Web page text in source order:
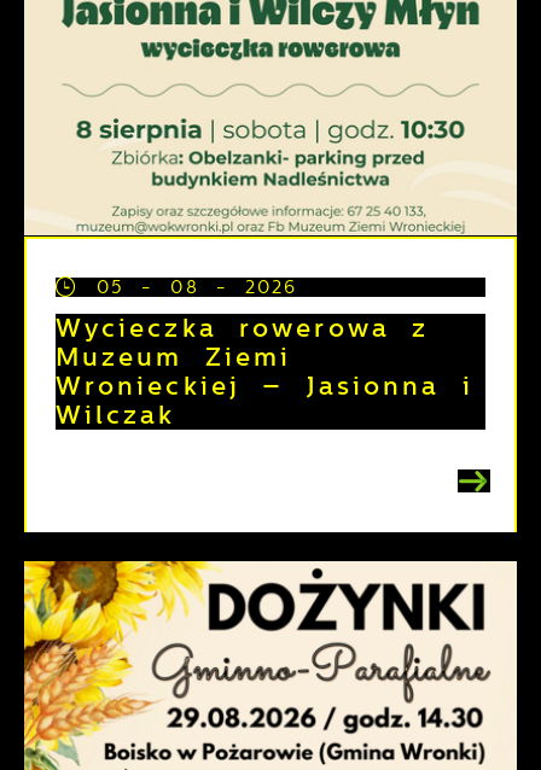
05 - 08 - 2026
Wycieczka rowerowa z
Muzeum Ziemi
Wronieckiej – Jasionna i
Wilczak